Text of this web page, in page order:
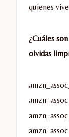
quienes
¿Cuáles
olvidas